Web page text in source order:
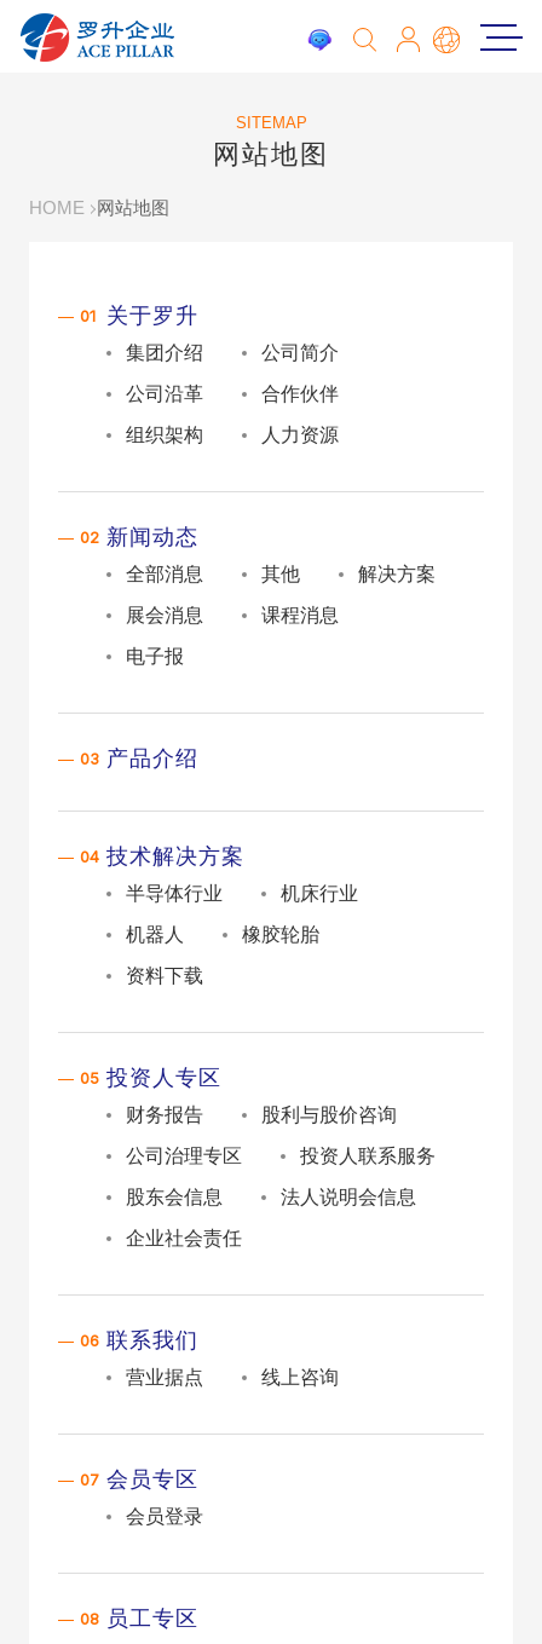
SITEMAP
网站地图
HOME 网站地图
关于罗升
集团介绍
公司简介
公司沿革
合作伙伴
组织架构
人力资源
新闻动态
全部消息 其他
解决方案
展会消息
课程消息
电子报
产品介绍
技术解决方案
半导体行业
机床行业
机器人
橡胶轮胎
资料下载
投资人专区
财务报告
股利与股价咨询
公司治理专区
投资人联系服务
股东会信息
法人说明会信息
企业社会责任
联系我们
营业据点 线上咨询
会员专区
会员登录
员工专区